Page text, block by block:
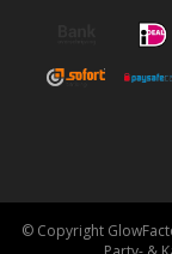
© Copyright